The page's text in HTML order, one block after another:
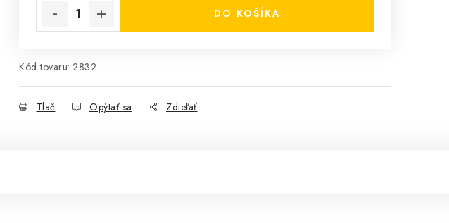
DO KOŠÍKA
Kód tovaru: 2832
Tlač Opýtať sa Zdieľať